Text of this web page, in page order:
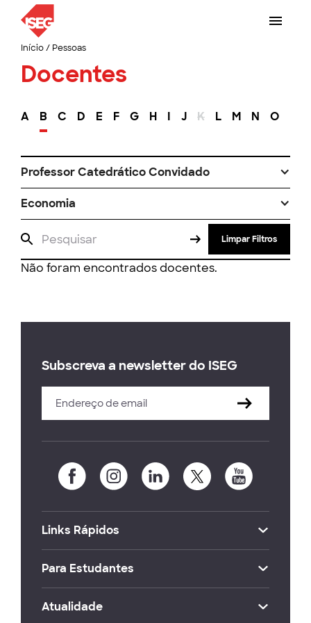
Início/ Pessoas
Docentes
A B C D E F G H I J K L M N O
Professor Catedrático Convidado
Economia
Limpar Filtros
Não foram encontrados docentes.
Subscreva a newsletter do ISEG
Links Rápidos
Para Estudantes
Atualidade